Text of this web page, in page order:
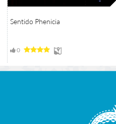
Sentido Phenicia
0